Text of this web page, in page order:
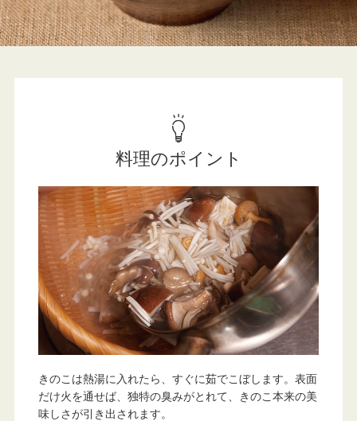
料理のポイント
きのこは熱湯に入れたら、すぐに茹でこぼします。表面
だけ火を通せば、独特の臭みがとれて、きのこ本来の美
味しさが引き出されます。